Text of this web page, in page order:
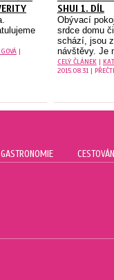
|
SHUI 1. DÍL
Obývací
srdce domu
schází, jsou
návštěvy. Je
CELÝ ČLÁNEK|
2015.08.31 |
GASTRONOMIE